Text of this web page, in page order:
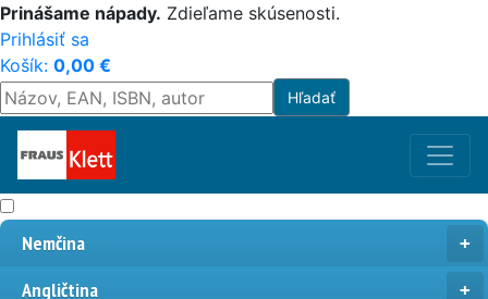
Prinášame nápady. Zdieľame skúsenosti.
Prihlásiť sa
Košík: 0,00 €
Nemčina
Angličtina